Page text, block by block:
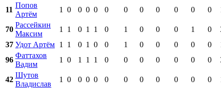
11
Попов
Артём
1 0 0 0 0 0 0 0 0 0 0 0
70
Рассейкин
Максим
1 1 0 1 1 0 1 0 0 0 1 0
37 Удот Артём 1 1 0 1 0 0 1 0 0 0 0 0
96
Фаттахов
Вадим
1 0 1 1 1 0 0 0 0 0 0 0
42
Шутов
Владислав
1 0 0 0 0 0 0 0 0 0 0 0